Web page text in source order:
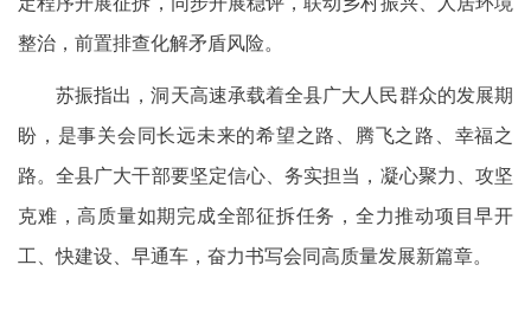
整治，前置排查化解矛盾风险。
苏振指出，洞天高速承载着全县广大人民群众的发展期
盼，是事关会同长远未来的希望之路、腾飞之路、幸福之
路。全县广大干部要坚定信心、务实担当，凝心聚力、攻坚
克难，高质量如期完成全部征拆任务，全力推动项目早开
工、快建设、早通车，奋力书写会同高质量发展新篇章。